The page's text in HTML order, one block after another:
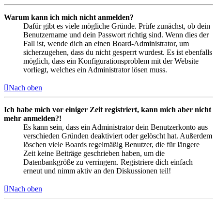
Warum kann ich mich nicht anmelden?
Dafür gibt es viele mögliche Gründe. Prüfe zunächst, ob dein
Benutzername und dein Passwort richtig sind. Wenn dies der
Fall ist, wende dich an einen Board-Administrator, um
sicherzugehen, dass du nicht gesperrt wurdest. Es ist ebenfalls
möglich, dass ein Konfigurationsproblem mit der Website
vorliegt, welches ein Administrator lösen muss.
Nach oben
Ich habe mich vor einiger Zeit registriert, kann mich aber nicht
mehr anmelden?!
Es kann sein, dass ein Administrator dein Benutzerkonto aus
verschieden Gründen deaktiviert oder gelöscht hat. Außerdem
löschen viele Boards regelmäßig Benutzer, die für längere
Zeit keine Beiträge geschrieben haben, um die
Datenbankgröße zu verringern. Registriere dich einfach
erneut und nimm aktiv an den Diskussionen teil!
Nach oben